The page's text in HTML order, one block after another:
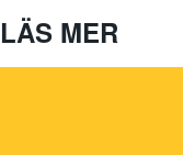
LÄS MER